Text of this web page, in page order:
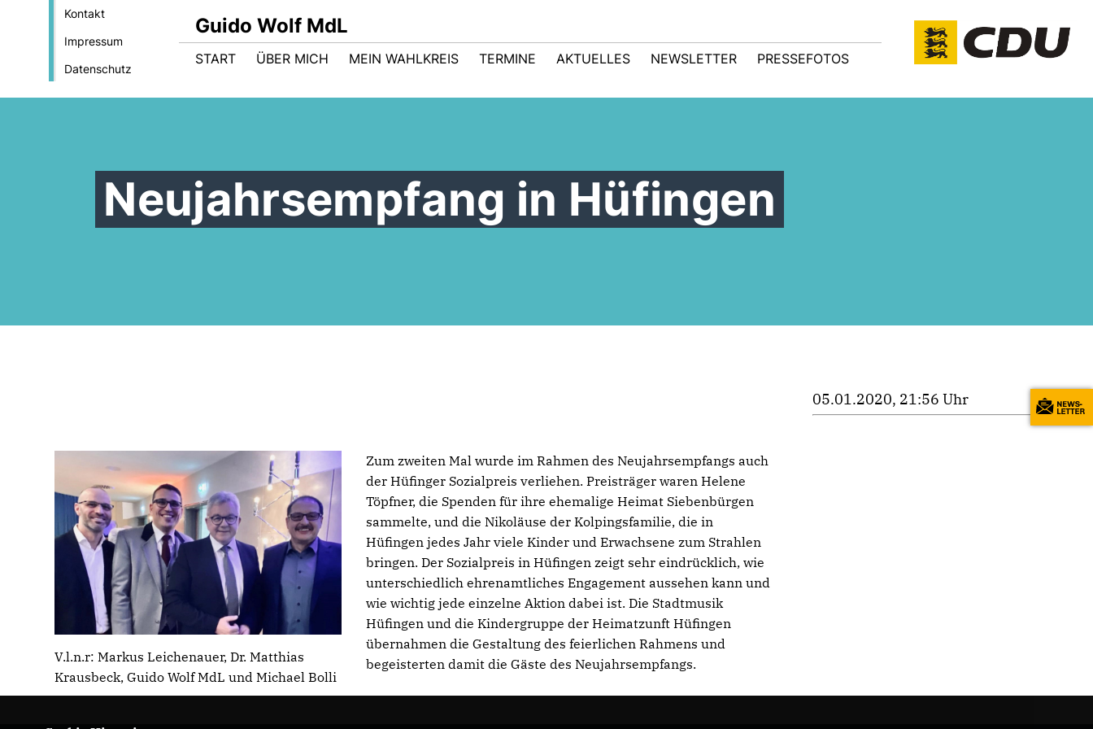
Kontakt
Impressum
Datenschutz
Guido Wolf MdL
START ÜBER MICH MEIN WAHLKREIS TERMINE AKTUELLES NEWSLETTER PRESSEFOTOS
Neujahrsempfang in Hüfingen
V.l.n.r: Markus Leichenauer, Dr. Matthias
Krausbeck, Guido Wolf MdL und Michael Bolli
Zum zweiten Mal wurde im Rahmen des Neujahrsempfangs auch
der Hüfinger Sozialpreis verliehen. Preisträger waren Helene
Töpfner, die Spenden für ihre ehemalige Heimat Siebenbürgen
sammelte, und die Nikoläuse der Kolpingsfamilie, die in
Hüfingen jedes Jahr viele Kinder und Erwachsene zum Strahlen
bringen. Der Sozialpreis in Hüfingen zeigt sehr eindrücklich, wie
unterschiedlich ehrenamtliches Engagement aussehen kann und
wie wichtig jede einzelne Aktion dabei ist. Die Stadtmusik
Hüfingen und die Kindergruppe der Heimatzunft Hüfingen
übernahmen die Gestaltung des feierlichen Rahmens und
begeisterten damit die Gäste des Neujahrsempfangs.
05.01.2020, 21:56 Uhr